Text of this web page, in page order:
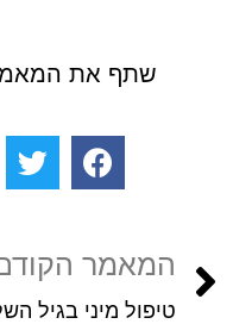
שתף את
המאמר